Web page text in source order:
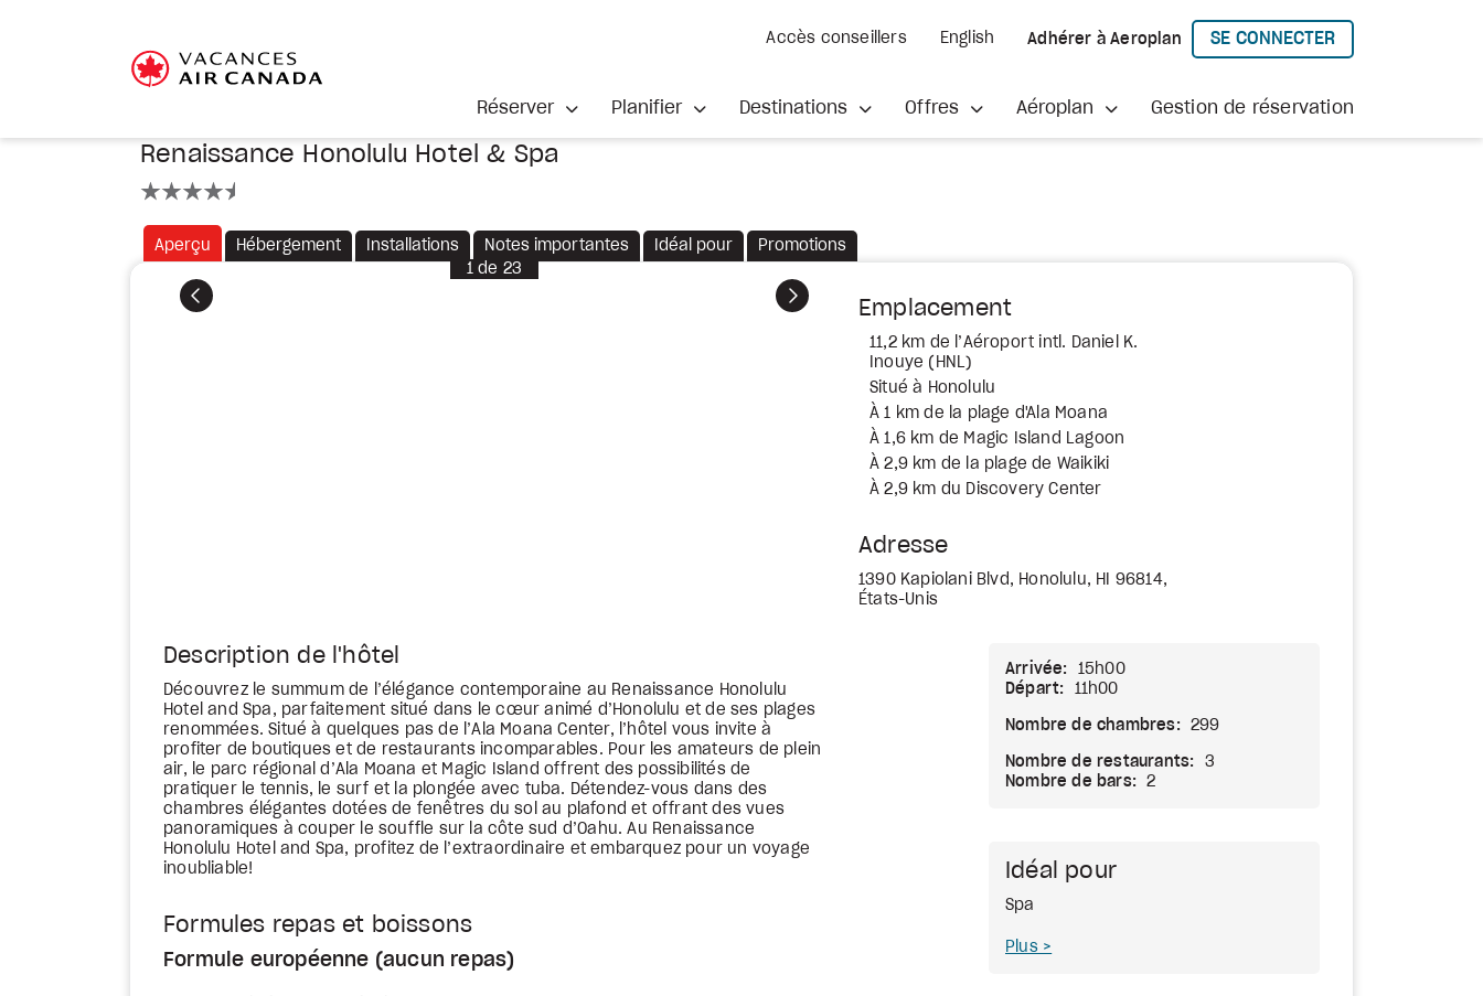
Accès conseillers English Adhérer à Aeroplan
SE CONNECTER
À AEROPLAN
Réserver Planifier Destinations Offres Aéroplan Gestion de réservation
Renaissance Honolulu Hotel & Spa
Aperçu Hébergement Installations Notes importantes Idéal pour Promotions
Précédent Suivant
1de 23
Emplacement
11,2 km de l’Aéroport intl. Daniel K.
Inouye (HNL)
Situé à Honolulu
À 1 km de la plage d'Ala Moana
À 1,6 km de Magic Island Lagoon
À 2,9 km de la plage de Waikiki
À 2,9 km du Discovery Center
Adresse
1390 Kapiolani Blvd, Honolulu, HI 96814,
États-Unis
Description de l'hôtel
Découvrez le summum de l’élégance contemporaine au Renaissance Honolulu
Hotel and Spa, parfaitement situé dans le cœur animé d’Honolulu et de ses plages
renommées. Situé à quelques pas de l’Ala Moana Center, l’hôtel vous invite à
profiter de boutiques et de restaurants incomparables. Pour les amateurs de plein
air, le parc régional d’Ala Moana et Magic Island offrent des possibilités de
pratiquer le tennis, le surf et la plongée avec tuba. Détendez-vous dans des
chambres élégantes dotées de fenêtres du sol au plafond et offrant des vues
panoramiques à couper le souffle sur la côte sud d’Oahu. Au Renaissance
Honolulu Hotel and Spa, profitez de l’extraordinaire et embarquez pour un voyage
inoubliable!
Formules repas et boissons
Formule européenne (aucun repas)
Arrivée:
15h00
Départ:
11h00
Nombre de chambres: 299
Nombre de restaurants:
3
Nombre de bars:
2
Idéal pour
Spa
Plus